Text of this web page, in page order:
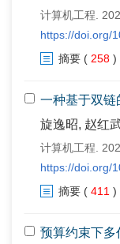
计算机工程.
https://doi.org/
摘要 ( 258 )
一种基于双链
旋逸昭, 赵红
计算机工程.
https://doi.org/
摘要 ( 411 )
预算约束下多